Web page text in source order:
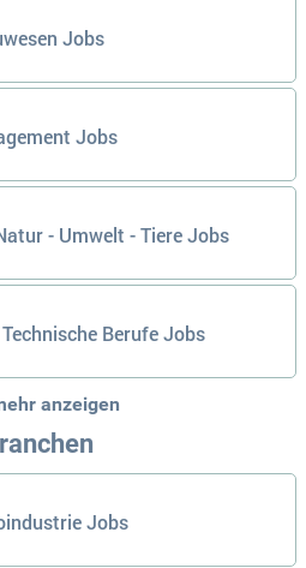
Jobs
Jobs
- Umwelt - Tiere Jobs
Berufe Jobs
anzeigen
Jobs